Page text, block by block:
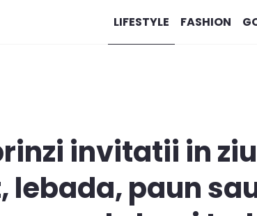
LIFESTYLE FASHION
invitatii in
lebada, paun